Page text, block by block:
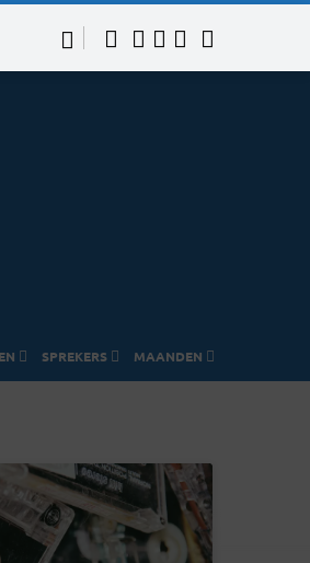
SPREKERS MAANDEN